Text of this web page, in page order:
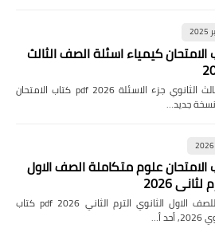
كيمياء اسئلة الصف الثالث
كتاب الامتحان كيمياء للصف الثالث الثانوي جزء الاسئلة pdf 2026 كتاب الامتحان
نسخة جديد…
علوم متكاملة الصف الاول
2026
كتاب الامتحان علوم متكاملة للصف الاول الثانوي الترم الثاني pdf 2026 كتاب
أ…